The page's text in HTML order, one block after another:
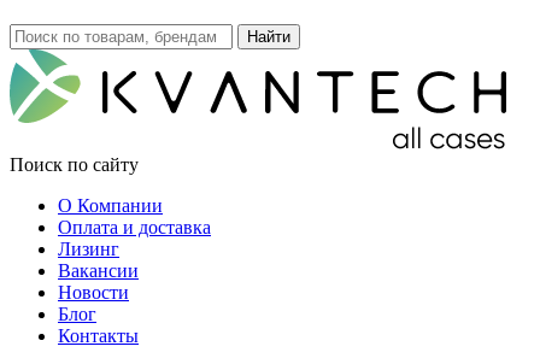
Поиск по сайту
О Компании
Оплата и доставка
Лизинг
Вакансии
Новости
Блог
Контакты